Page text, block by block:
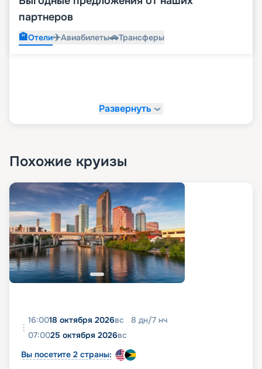
партнеров
🏨Отели✈️Авиабилеты🚗Трансферы
Развернуть
Похожие круизы
16:0018 октября 2026вс 8 дн/7 нч
07:0025 октября 2026вс
Вы посетите 2 страны: